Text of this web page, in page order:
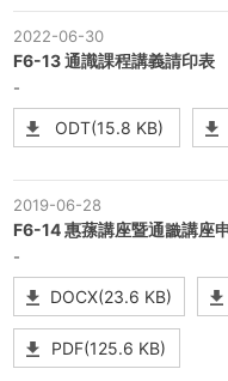
2022-06-30
F6-13 通識課程講義請印表
-
ODT(15.8 KB)
2019-06-28
F6-14 惠蓀講座暨通識講座
-
DOCX(23.6 KB)
PDF(125.6 KB)